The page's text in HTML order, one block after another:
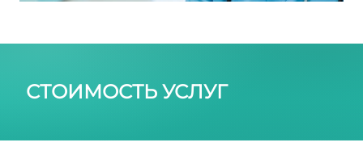
СТОИМОСТЬ УСЛУГ